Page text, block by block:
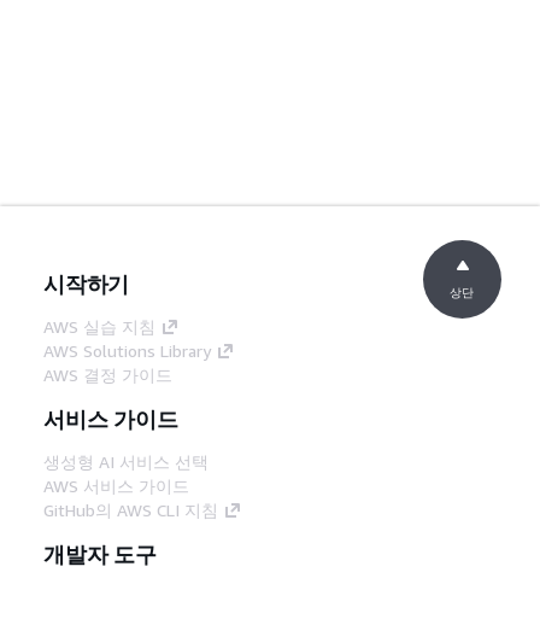
시작하기
AWS 실습 지침
AWS Solutions Library
AWS 결정 가이드
서비스 가이드
생성형 AI 서비스 선택
AWS 서비스 가이드
GitHub의 AWS CLI 지침
개발자 도구
상단